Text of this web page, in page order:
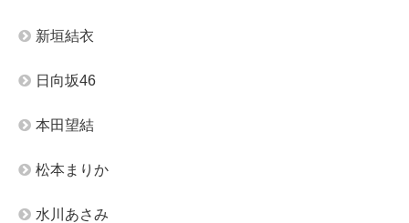
新垣結衣
日向坂46
本田望結
松本まりか
水川あさみ